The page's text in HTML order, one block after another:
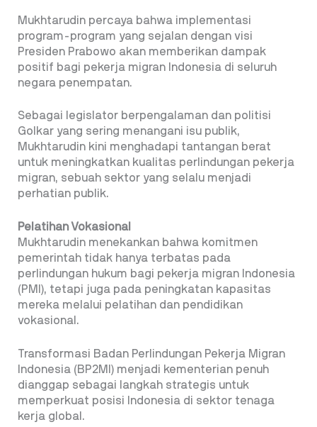
Mukhtarudin percaya bahwa implementasi
program-program yang sejalan dengan visi
Presiden Prabowo akan memberikan dampak
positif bagi pekerja migran Indonesia di seluruh
negara penempatan.
Sebagai legislator berpengalaman dan politisi
Golkar yang sering menangani isu publik,
Mukhtarudin kini menghadapi tantangan berat
untuk meningkatkan kualitas perlindungan pekerja
migran, sebuah sektor yang selalu menjadi
perhatian publik.
Pelatihan Vokasional
Mukhtarudin menekankan bahwa komitmen
pemerintah tidak hanya terbatas pada
perlindungan hukum bagi pekerja migran Indonesia
(PMI), tetapi juga pada peningkatan kapasitas
mereka melalui pelatihan dan pendidikan
vokasional.
Transformasi Badan Perlindungan Pekerja Migran
Indonesia (BP2MI) menjadi kementerian penuh
dianggap sebagai langkah strategis untuk
memperkuat posisi Indonesia di sektor tenaga
kerja global.